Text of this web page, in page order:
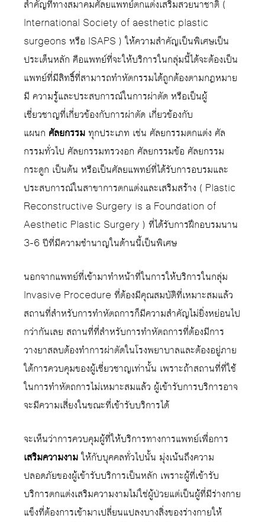
สำคัญที่ทางสมาคมศัลยแพทย์ตกแต่งเสริมสวยนาชาติ (
International Society of aesthetic plastic
surgeons หรือ ISAPS ) ให้ความสำคัญเป็นพิเศษเป็น
ประเด็นหลัก คือแพทย์ที่จะให้บริการในกลุ่มนี้ได้จะต้องเป็น
แพทย์ที่มีสิทธิ์ที่สามารถทำหัตกรรมได้ถูกต้องตามกฎหมาย
มี ความรู้และประสบการณ์ในการผ่าตัด หรือเป็นผู้
เชี่ยวชาญที่เกี่ยวข้องกับการผ่าตัด เกี่ยวข้องกับ
แผนก ศัลยกรรมทุกประเภท เช่น ศัลยกรรมตกแต่ง ศัล
กรรมทั่วไป ศัลยกรรมทรวงอก ศัลยกรรมข้อ ศัลยกรรม
กระดูก เป็นต้น หรือเป็นศัลยแพทย์ที่ได้รับการอบรมและ
ประสบการณ์ในสาขาการตกแต่งและเสริมสร้าง ( Plastic
Reconstructive Surgery is a Foundation of
Aesthetic Plastic Surgery ) ที่ได้รับการฝึกอบรมนาน
3-6 ปีที่มีความชำนาญในด้านนี้เป็นพิเศษ
นอกจากแพทย์ที่เข้ามาทำหน้าที่ในการให้บริการในกลุ่ม
Invasive Procedure ที่ต้องมีคุณสมบัติที่เหมาะสมแล้ว
สถานที่สำหรับการทำหัตถการก็มีความสำคัญไม่ยิ่งหย่อนไป
กว่ากันเลย สถานที่ที่สำหรับการทำหัตถการที่ต้องมีการ
วางยาสลบต้องทำการผ่าตัดในโรงพยาบาลและต้องอยู่ภาย
ใต้การควบคุมของผู้เชี่ยวชาญเท่านั้น เพราะถ้าสถานที่ที่ใช้
ในการทำหัตถการไม่เหมาะสมแล้ว ผู้เข้ารับการบริการอาจ
จะมีความเสี่ยงในขณะที่เข้ารับบริการได้
จะเห็นว่าการควบคุมผู้ที่ให้บริการทางการแพทย์เพื่อการ
เสริมความงามให้กับบุคคลทั่วไปนั้น มุ่งเน้นถึงความ
ปลอดภัยของผู้เข้ารับบริการเป็นหลัก เพราะผู้ที่เข้ารับ
บริการตกแต่งเสริมความงามไม่ใช่ผู้ป่วยแต่เป็นผู้ที่มีร่างกาย
แข็งที่ต้องการเข้ามาเปลี่ยนแปลงบางสิ่งของร่างกายให้